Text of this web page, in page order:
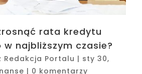
rata kredytu
najbliższym czasie?
Redakcja Portalu | sty 30,
| 0 komentarzy